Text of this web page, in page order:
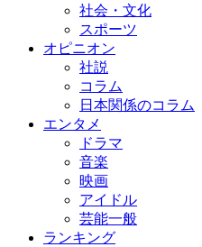
社会・文化
スポーツ
オピニオン
社説
コラム
日本関係のコラム
エンタメ
ドラマ
音楽
映画
アイドル
芸能一般
ランキング